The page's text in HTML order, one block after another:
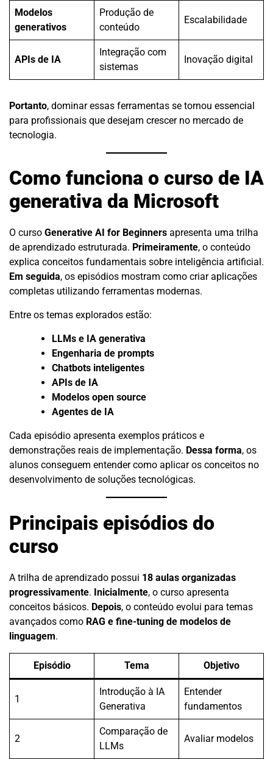
Modelos
generativos
Produção de
conteúdo
Escalabilidade
APIs de IA
Integração com
sistemas
Inovação digital
Portanto, dominar essas ferramentas se tornou essencial
para profissionais que desejam crescer no mercado de
tecnologia.
Como funciona o curso de IA
generativa da Microsoft
O curso Generative AI for Beginners apresenta uma trilha
de aprendizado estruturada. Primeiramente, o conteúdo
explica conceitos fundamentais sobre inteligência artificial.
Em seguida, os episódios mostram como criar aplicações
completas utilizando ferramentas modernas.
Entre os temas explorados estão:
LLMs e IA generativa
Engenharia de prompts
Chatbots inteligentes
APIs de IA
Modelos open source
Agentes de IA
Cada episódio apresenta exemplos práticos e
demonstrações reais de implementação. Dessa forma, os
alunos conseguem entender como aplicar os conceitos no
desenvolvimento de soluções tecnológicas.
Principais episódios do
curso
A trilha de aprendizado possui 18 aulas organizadas
progressivamente. Inicialmente, o curso apresenta
conceitos básicos. Depois, o conteúdo evolui para temas
avançados como RAG e fine-tuning de modelos de
linguagem.
Episódio Tema Objetivo
1
Introdução à IA
Generativa
Entender
fundamentos
2
Comparação de
LLMs
Avaliar modelos